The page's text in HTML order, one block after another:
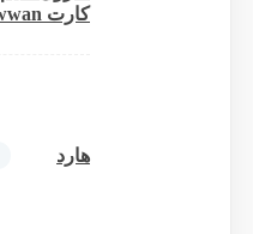
کارت wwan
هارد